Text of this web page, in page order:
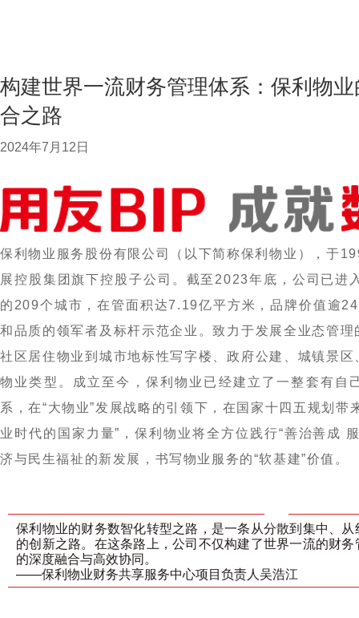
构建世界一流财务管理体系：保利物
合之路
2024年7月12日
保利物业服务股份有限公司（以下简称保利物业），于
展控股集团旗下控股子公司。截至2023年底，公司已进
的209个城市，在管面积达7.19亿平方米，品牌价值逾
和品质的领军者及标杆示范企业。致力于发展全业态管
社区居住物业到城市地标性写字楼、政府公建、城镇景
物业类型。成立至今，保利物业已经建立了一整套有自
系，在“大物业”发展战略的引领下，在国家十四五规划带
业时代的国家力量”，保利物业将全方位践行“善治善成
济与民生福祉的新发展，书写物业服务的“软基建”价值。
保利物业的财务数智化转型之路，是一条从分散到集中、
的创新之路。在这条路上，公司不仅构建了世界一流的财
的深度融合与高效协同。
——保利物业财务共享服务中心项目负责人吴浩江